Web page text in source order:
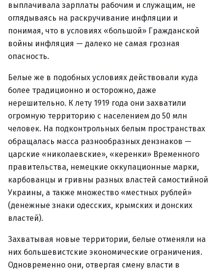
выплачивала зарплаты рабочим и служащим, не
оглядываясь на раскручивание инфляции и
понимая, что в условиях «большой» Гражданской
войны инфляция — далеко не самая грозная
опасность.
Белые же в подобных условиях действовали куда
более традиционно и осторожно, даже
нерешительно. К лету 1919 года они захватили
огромную территорию с населением до 50 млн
человек. На подконтрольных белым пространствах
обращалась масса разнообразных дензнаков —
царские «николаевские», «керенки» Временного
правительства, немецкие оккупационные марки,
карбованцы и гривны разных властей самостийной
Украины, а также множество «местных рублей»
(денежные знаки одесских, крымских и донских
властей).
Захватывая новые территории, белые отменяли на
них большевистские экономические ограничения.
Одновременно они, отвергая смену власти в